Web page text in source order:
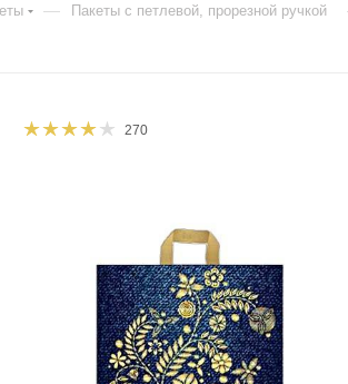
— Пакеты с петлевой, прорезной ручкой
270